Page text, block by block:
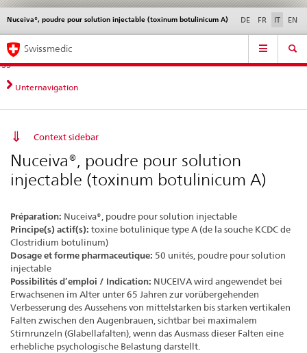
Navigazione
diretta:
novità,
aspetti
contatto
Novità &
norme
Contatto | Supporto &
aiuto
Nuceiva®, poudre pour solution injectable (toxinum botulinicum A) DE FR IT EN
Service
Navigation
Swissmedic
Unternavigation
Context sidebar
Nuceiva®, poudre pour solution
injectable (toxinum botulinicum A)
Préparation: Nuceiva®, poudre pour solution injectable
Principe(s) actif(s): toxine botulinique type A (de la souche KCDC de
Clostridium botulinum)
Dosage et forme pharmaceutique: 50 unités, poudre pour solution
injectable
Possibilités d’emploi / Indication: NUCEIVA wird angewendet bei
Erwachsenen im Alter unter 65 Jahren zur vorübergehenden
Verbesserung des Aussehens von mittelstarken bis starken vertikalen
Falten zwischen den Augenbrauen, sichtbar bei maximalem
Stirnrunzeln (Glabellafalten), wenn das Ausmass dieser Falten eine
erhebliche psychologische Belastung darstellt.